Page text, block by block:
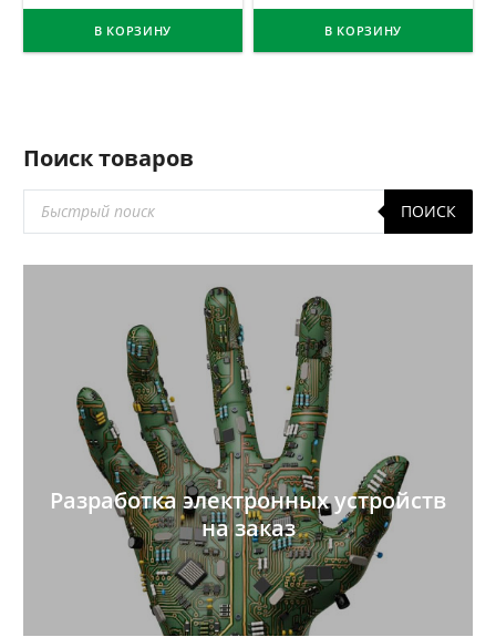
В КОРЗИНУ В КОРЗИНУ
Поиск товаров
товаров
ПОИСК
Разработка электронных устройств
на заказ